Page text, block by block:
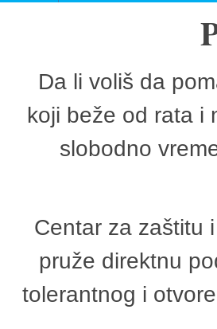
Da li voliš da
koji beže od rata i
slobodno
Centar za zaštitu
pruže direktnu
tolerantnog i